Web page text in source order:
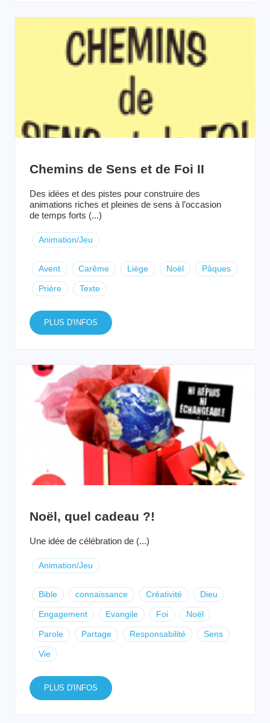
Chemins de Sens et de Foi II
Des idées et des pistes pour construire des
animations riches et pleines de sens à l’occasion
de temps forts (...)
Animation/Jeu
Avent Carême Liège Noël Pâques
Prière Texte
PLUS D'INFOS
Noël, quel cadeau ?!
Une idée de célébration de (...)
Animation/Jeu
Bible connaissance Créativité Dieu
Engagement Evangile Foi Noël
Parole Partage Responsabilité Sens
Vie
PLUS D'INFOS